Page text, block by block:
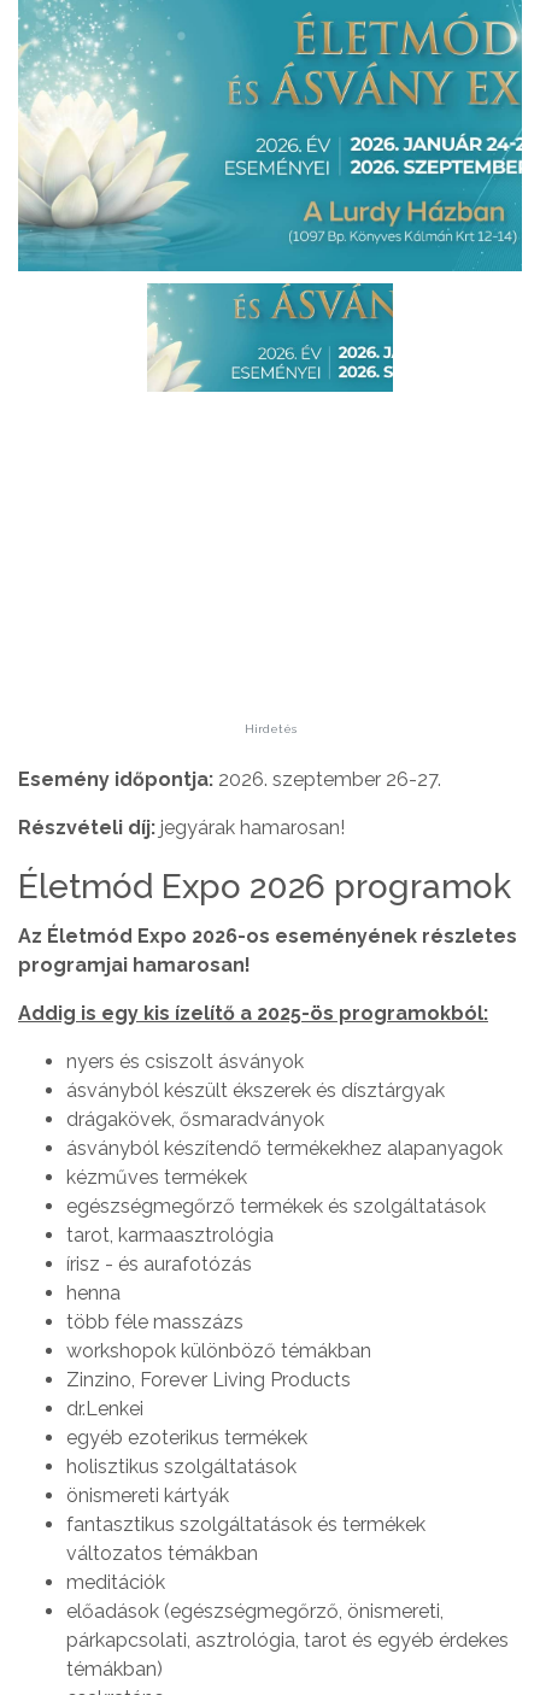
Hirdetés
Esemény időpontja: 2026. szeptember 26-27.
Részvételi díj: jegyárak hamarosan!
Életmód Expo 2026 programok
Az Életmód Expo 2026-os eseményének részletes
programjai hamarosan!
Addig is egy kis ízelítő a 2025-ös programokból:
nyers és csiszolt ásványok
ásványból készült ékszerek és dísztárgyak
drágakövek, ősmaradványok
ásványból készítendő termékekhez alapanyagok
kézműves termékek
egészségmegőrző termékek és szolgáltatások
tarot, karmaasztrológia
írisz - és aurafotózás
henna
több féle masszázs
workshopok különböző témákban
Zinzino, Forever Living Products
dr.Lenkei
egyéb ezoterikus termékek
holisztikus szolgáltatások
önismereti kártyák
fantasztikus szolgáltatások és termékek
változatos témákban
meditációk
előadások (egészségmegőrző, önismereti,
párkapcsolati, asztrológia, tarot és egyéb érdekes
témákban)